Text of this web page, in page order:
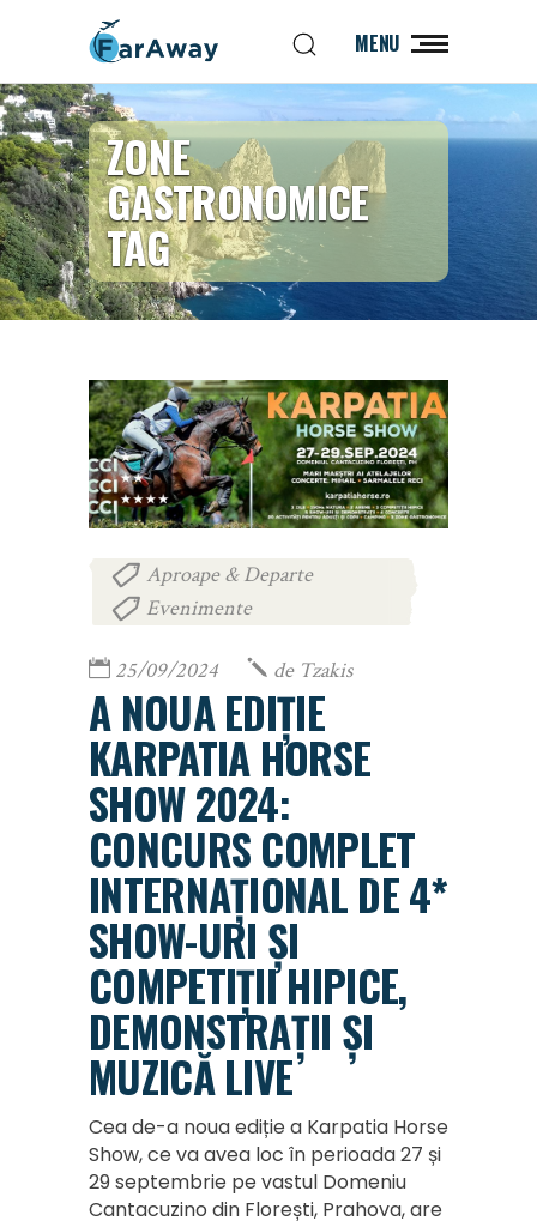
MENU
ZONE
GASTRONOMICE
TAG
Aproape & Departe
Evenimente
25/09/2024 de Tzakis
A NOUA EDIȚIE
KARPATIA HORSE
SHOW 2024:
CONCURS COMPLET
INTERNAȚIONAL DE 4*
SHOW-URI ȘI
COMPETIȚII HIPICE,
DEMONSTRAȚII ȘI
MUZICĂ LIVE
Cea de-a noua ediție a Karpatia Horse
Show, ce va avea loc în perioada 27 și
29 septembrie pe vastul Domeniu
Cantacuzino din Florești, Prahova, are